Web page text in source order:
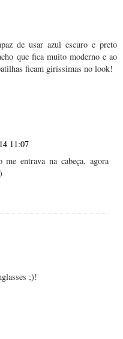
de usar azul escuro e preto
que fica muito moderno e ao
ficam giríssimas no look!
11:07
entrava na cabeça, agora
;)!